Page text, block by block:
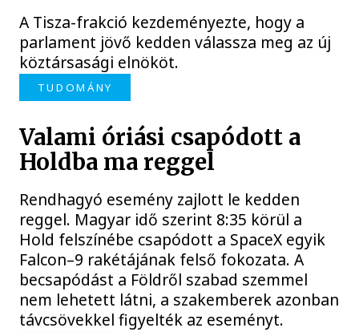
A Tisza-frakció kezdeményezte, hogy a
parlament jövő kedden válassza meg az új
köztársasági elnököt.
TUDOMÁNY
Valami óriási csapódott a
Holdba ma reggel
Rendhagyó esemény zajlott le kedden
reggel. Magyar idő szerint 8:35 körül a
Hold felszínébe csapódott a SpaceX egyik
Falcon–9 rakétájának felső fokozata. A
becsapódást a Földről szabad szemmel
nem lehetett látni, a szakemberek azonban
távcsövekkel figyelték az eseményt.